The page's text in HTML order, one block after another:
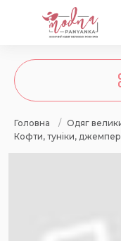
Головна / Одяг
Кофти, туніки,